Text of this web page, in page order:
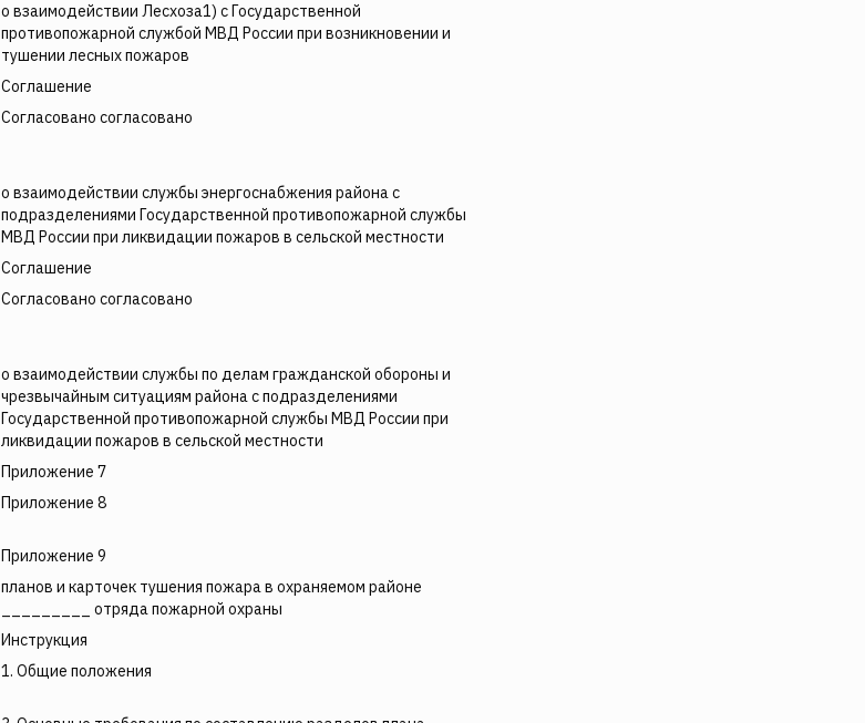
о взаимодействии Лесхоза1) с Государственной
противопожарной службой МВД России при возникновении и
тушении лесных пожаров
Соглашение
Согласовано согласовано
о взаимодействии службы энергоснабжения района с
подразделениями Государственной противопожарной службы
МВД России при ликвидации пожаров в сельской местности
Соглашение
Согласовано согласовано
о взаимодействии службы по делам гражданской обороны и
чрезвычайным ситуациям района с подразделениями
Государственной противопожарной службы МВД России при
ликвидации пожаров в сельской местности
Приложение 7
Приложение 8
Приложение 9
планов и карточек тушения пожара в охраняемом районе
_________ отряда пожарной охраны
Инструкция
1. Общие положения